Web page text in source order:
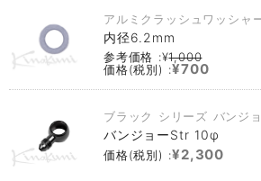
アルミクラッシュワッシャ
内径6.2mm
参考価格 :¥1,000
価格(税別) :¥700
ブラック シリーズ バンジ
バンジョーStr 10φ
価格(税別) :¥2,300